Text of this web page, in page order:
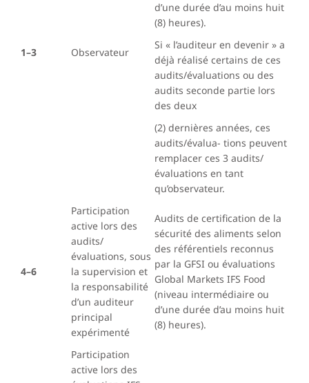
1–3 Observateur
d’une durée d’au moins huit
(8) heures).
Si « l’auditeur en devenir » a
déjà réalisé certains de ces
audits/évaluations ou des
audits seconde partie lors
des deux
(2) dernières années, ces
audits/évalua- tions peuvent
remplacer ces 3 audits/
évaluations en tant
qu’observateur.
4–6
Participation
active lors des
audits/
évaluations, sous
la supervision et
la responsabilité
d’un auditeur
principal
expérimenté
Audits de certification de la
sécurité des aliments selon
des référentiels reconnus
par la GFSI ou évaluations
Global Markets IFS Food
(niveau intermédiaire ou
d’une durée d’au moins huit
(8) heures).
Participation
active lors des